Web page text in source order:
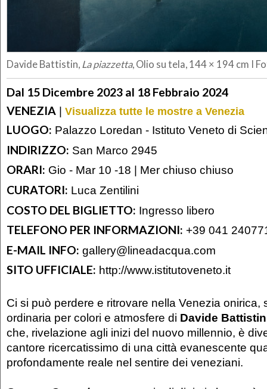
Davide Battistin, La piazzetta, Olio su tela, 144 × 194 cm I
Dal 15 Dicembre 2023 al 18 Febbraio 2024
VENEZIA | Visualizza tutte le mostre a Venezia
LUOGO: Palazzo Loredan - Istituto Veneto di
INDIRIZZO: San Marco 2945
ORARI: Gio - Mar 10 -18 | Mer chiuso chiuso
CURATORI: Luca Zentilini
COSTO DEL BIGLIETTO: Ingresso libero
TELEFONO PER INFORMAZIONI: +39 041
E-MAIL INFO: gallery@lineadacqua.com
SITO UFFICIALE: http://www.istitutoveneto.it
Ci si può perdere e ritrovare nella Venezia onirica,
ordinaria per colori e atmosfere di Davide Battistin
che, rivelazione agli inizi del nuovo millennio, è
cantore ricercatissimo di una città evanescente
profondamente reale nel sentire dei veneziani.